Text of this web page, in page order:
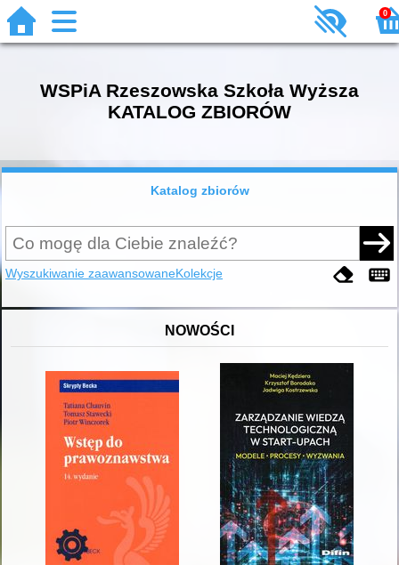
0
WSPiA Rzeszowska Szkoła Wyższa
KATALOG ZBIORÓW
Katalog zbiorów
Wyszukiwanie zaawansowaneKolekcje
NOWOŚCI